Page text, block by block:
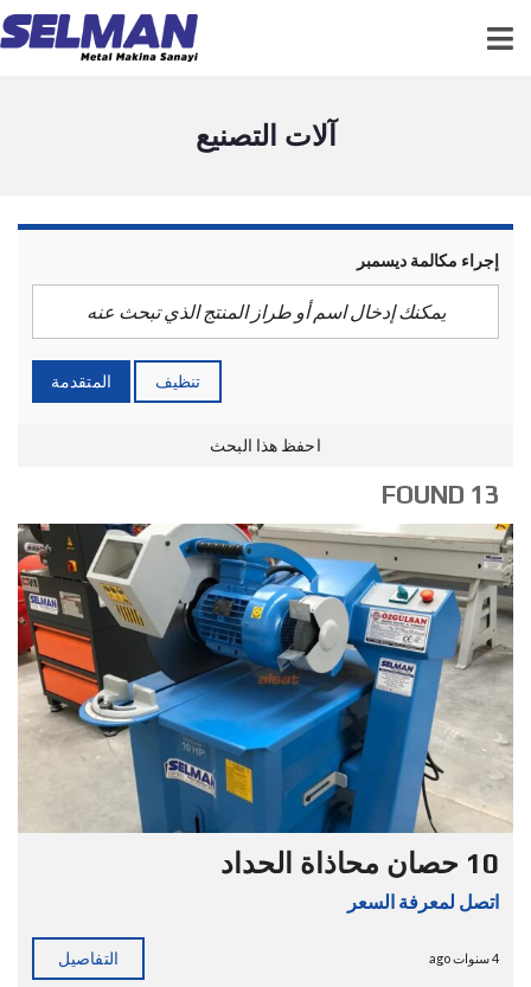
آلات التصنيع
إجراء مكالمة ديسمبر
تنظيف المتقدمة
احفظ هذا البحث
13 FOUND
10 حصان محاذاة الحداد
اتصل لمعرفة السعر
4 سنوات ago التفاصيل